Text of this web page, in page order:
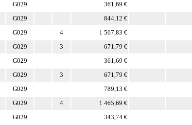
G029
361,69 €
G029
844,12 €
G029 4 1 567,83 €
G029 3 671,79 €
G029
361,69 €
G029 3 671,79 €
G029
789,13 €
G029 4 1 465,69 €
G029
343,74 €